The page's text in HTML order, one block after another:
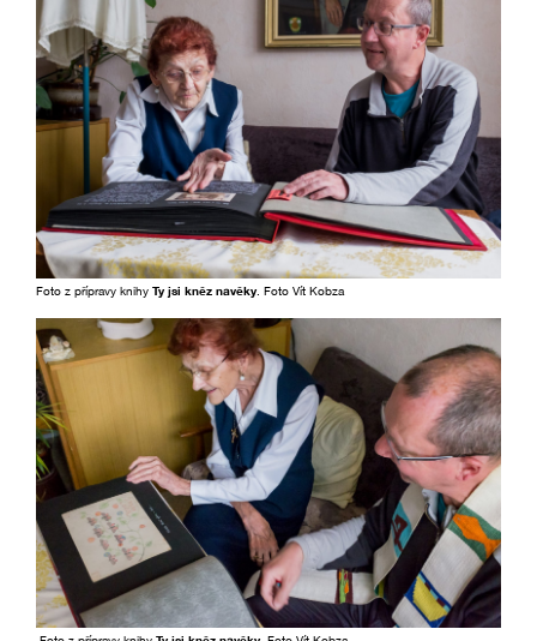
Foto z přípravy knihy Ty jsi kněz navěky . Foto Vít Kobza